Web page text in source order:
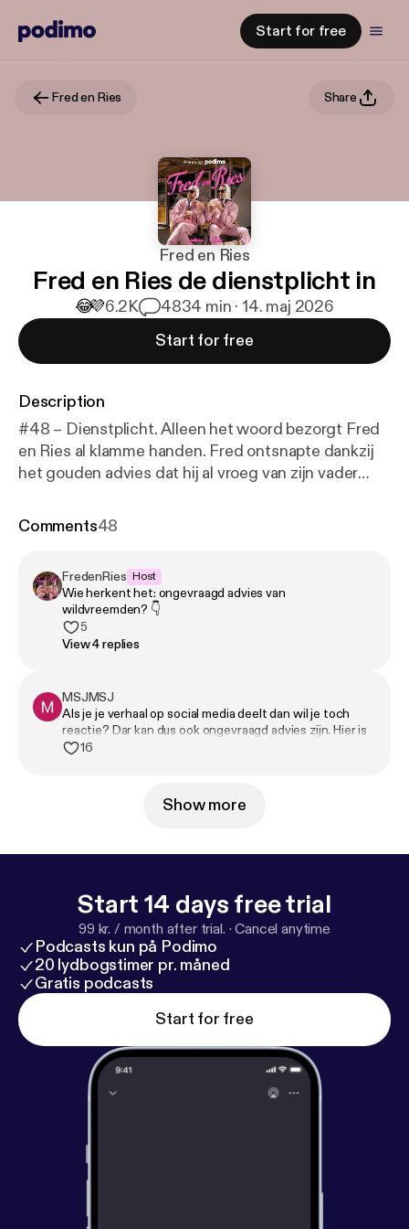
Start for free
Fred en Ries Share
Fred en Ries
Fred en Ries de dienstplicht in
😂💜6.2K 4834 min · 14. maj 2026
Start for free
Description
#48 – Dienstplicht. Alleen het woord bezorgt Fred
en Ries al klamme handen. Fred ontsnapte dankzij
het gouden advies dat hij al vroeg van zijn vader
moest iets creatiever te werk en schakelde zelfs de
vrijgekomen tijd daarna nuttig besteden op een
theaterkamp in Parijs voor zielige, eenzame
jongeren… 🎧 Geproduceerd door Tonny Media 💖
Volg ons op Instagram, TikTok en YouTube. 🪩 Mail
Comments48
FredenRies Host
Wie herkent het: ongevraagd advies van
wildvreemden? 👇
5
View 4 replies
MSJMSJ
Als je je verhaal op social media deelt dan wil je toch
reactie? Dar kan dus ook ongevraagd advies zijn. Hier is
1 oplossing voor. Deel je shit gewoon niet.
16
Show more
Start 14 days free trial
99 kr. / month after trial. ·Cancel anytime
Podcasts kun på Podimo
20 lydbogstimer pr. måned
Gratis podcasts
Start for free